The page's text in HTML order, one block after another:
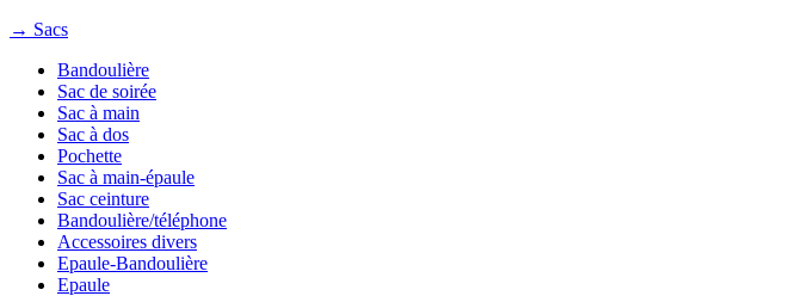
→ Sacs
Bandoulière
Sac de soirée
Sac à main
Sac à dos
Pochette
Sac à main-épaule
Sac ceinture
Bandoulière/téléphone
Accessoires divers
Epaule-Bandoulière
Epaule